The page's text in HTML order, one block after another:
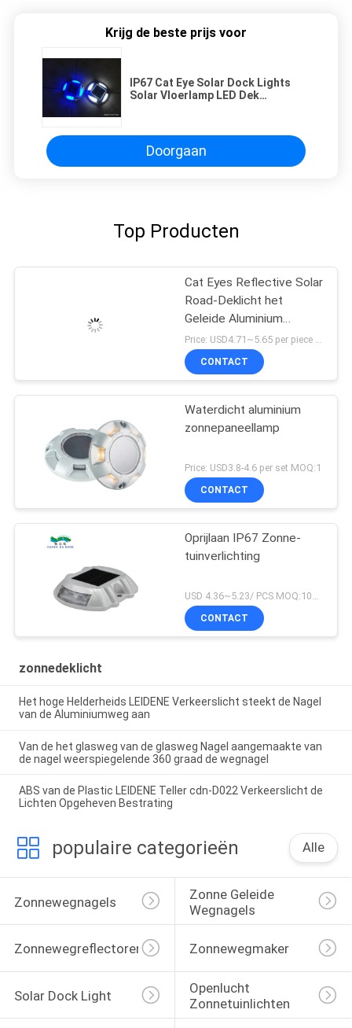
Krijg de beste prijs voor
IP67 Cat Eye Solar Dock Lights
Solar Vloerlamp LED Dek
Doorgaan
Top Producten
Cat Eyes Reflective Solar
Road-Deklicht het
Geleide Aluminium
Opvlammen
Price: USD4.71~5.65 per piece MOQ:10 reeksen
CONTACT
Waterdicht aluminium
zonnepaneellamp
Price: USD3.8-4.6 per set MOQ:1
CONTACT
Oprijlaan IP67 Zonne-
tuinverlichting
CONTACT
zonnedeklicht
Het hoge Helderheids LEIDENE Verkeerslicht steekt de Nagel
van de Aluminiumweg aan
Van de het glasweg van de glasweg Nagel aangemaakte van
de nagel weerspiegelende 360 graad de wegnagel
ABS van de Plastic LEIDENE Teller cdn-D022 Verkeerslicht de
Lichten Opgeheven Bestrating
populaire categorieën Alle
Zonnewegnagels
Zonne Geleide
Wegnagels
Zonnewegreflectoren Zonnewegmaker
Solar Dock Light
Openlucht
Zonnetuinlichten